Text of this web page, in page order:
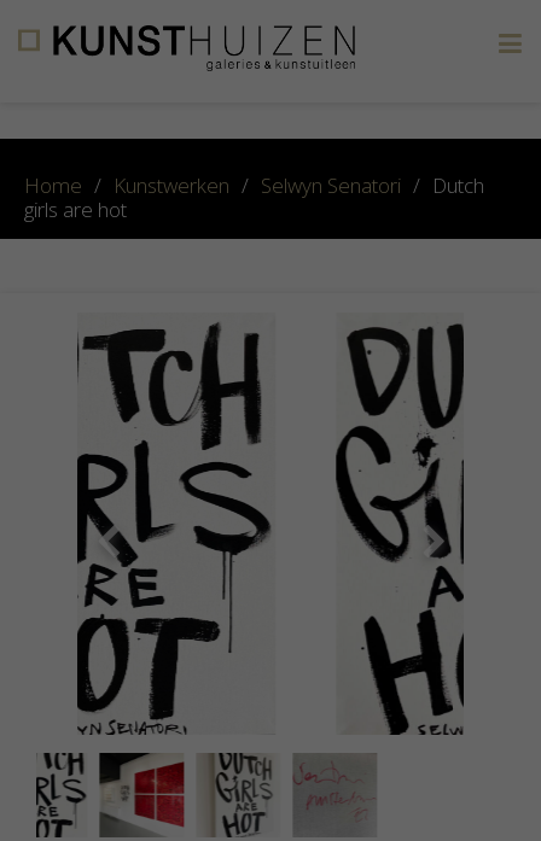
Home / Kunstwerken / Selwyn Senatori / Dutch
girls are hot
linnen 70x90cm 01